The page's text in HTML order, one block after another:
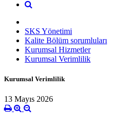
SKS Yönetimi
Kalite Bölüm sorumluları
Kurumsal Hizmetler
Kurumsal Verimlilik
Kurumsal Verimlilik
13 Mayıs 2026